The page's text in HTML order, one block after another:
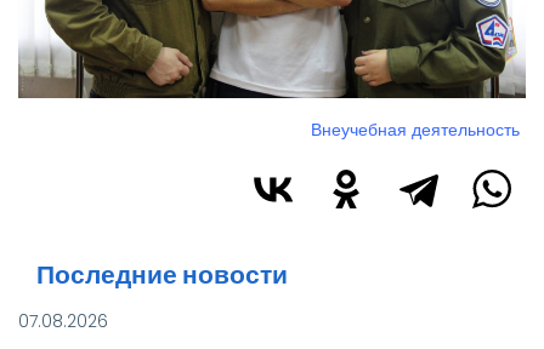
Внеучебная деятельность
Последние новости
07.08.2026